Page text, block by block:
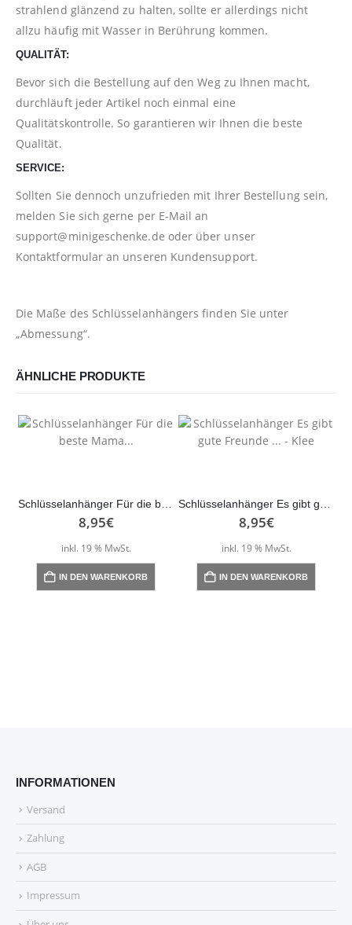
strahlend glänzend zu halten, sollte er allerdings nicht
allzu häufig mit Wasser in Berührung kommen.
QUALITÄT:
Bevor sich die Bestellung auf den Weg zu Ihnen macht,
durchläuft jeder Artikel noch einmal eine
Qualitätskontrolle. So garantieren wir Ihnen die beste
Qualität.
SERVICE:
Sollten Sie dennoch unzufrieden mit Ihrer Bestellung sein,
melden Sie sich gerne per E-Mail an
support@minigeschenke.de oder über unser
Kontaktformular an unseren Kundensupport.
Die Maße des Schlüsselanhängers finden Sie unter
„Abmessung“.
ÄHNLICHE PRODUKTE
8,95€
inkl. 19 % MwSt.
IN DEN WARENKORB
8,95€
inkl. 19 % MwSt.
IN DEN WARENKORB
INFORMATIONEN
Versand
Zahlung
AGB
Impressum